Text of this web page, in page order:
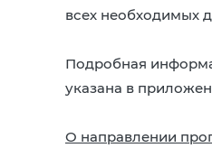
всех необходимых
Подробная
указана в
О направлении